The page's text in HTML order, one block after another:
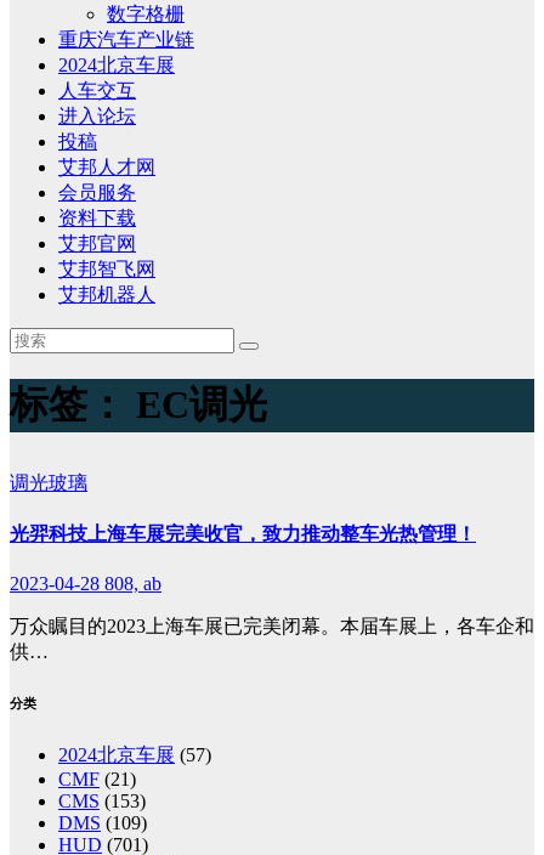
数字格栅
重庆汽车产业链
2024北京车展
人车交互
进入论坛
投稿
艾邦人才网
会员服务
资料下载
艾邦官网
艾邦智飞网
艾邦机器人
标签： EC调光
调光玻璃
光羿科技上海车展完美收官，致力推动整车光热管理！
2023-04-28 808, ab
万众瞩目的2023上海车展已完美闭幕。本届车展上，各车企和
供…
分类
2024北京车展 (57)
CMF (21)
CMS (153)
DMS (109)
HUD (701)